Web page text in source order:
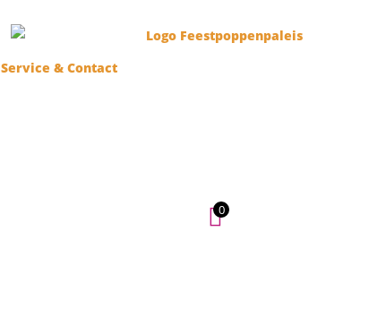
Service & Contact
0